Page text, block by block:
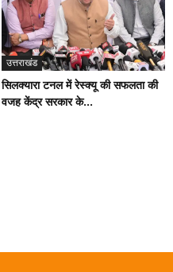
उत्तराखंड
सिलक्यारा टनल में रेस्क्यू की सफलता की
वजह केंद्र सरकार के...